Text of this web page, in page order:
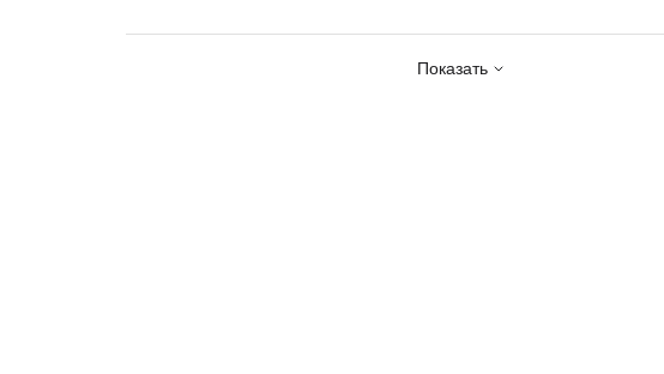
Показать